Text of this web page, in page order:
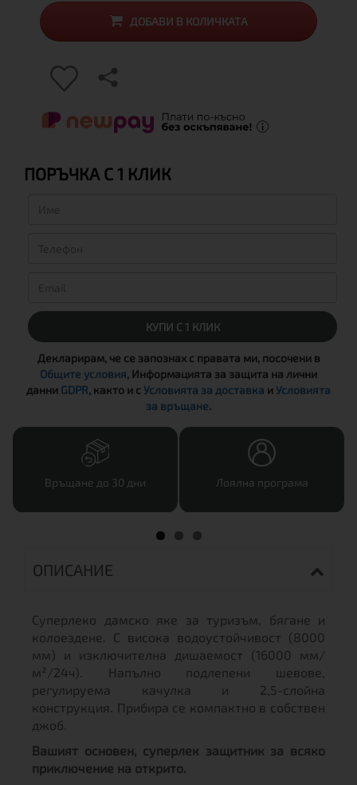
ДОБАВИ В КОЛИЧКАТА
ПОРЪЧКА С 1 КЛИК
КУПИ С 1 КЛИК
Декларирам, че се запознах с правата ми, посочени в
Общите условия, Информацията за защита на лични
данни GDPR, както и сУсловията за доставка иУсловията
за връщане.
Връщане до 30 дни Лоялна програма
ОПИСАНИЕ
Суперлеко дамско яке за туризъм, бягане и
колоездене. С висока водоустойчивост (8000
мм) и изключителна дишаемост (16000 мм/
м²/24ч). Напълно подлепени шевове,
регулируема качулка и 2,5-слойна
конструкция. Прибира се компактно в собствен
джоб.
Вашият основен, суперлек защитник за всяко
приключение на открито.